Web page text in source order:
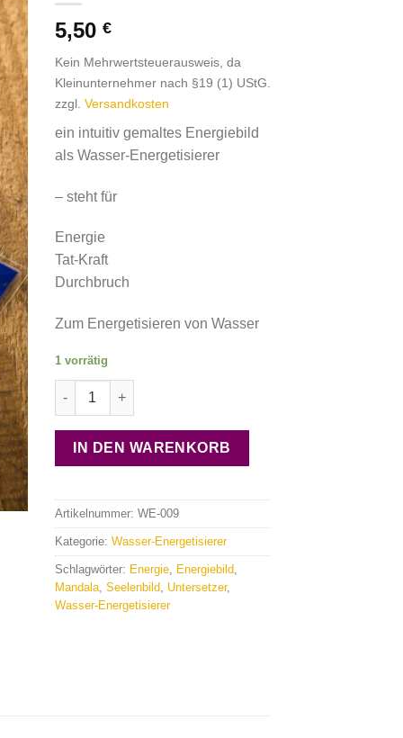
5,50 €
Kein Mehrwertsteuerausweis, da
Kleinunternehmer nach §19 (1) UStG.
zzgl. Versandkosten
ein intuitiv gemaltes Energiebild
als Wasser-Energetisierer
– steht für
Energie
Tat-Kraft
Durchbruch
Zum Energetisieren von Wasser
1 vorrätig
Wasser energetisieren: Untersetzer "Urknall" Menge
IN DEN WARENKORB
Artikelnummer: WE-009
Kategorie: Wasser-Energetisierer
Schlagwörter: Energie Energiebild
Mandala Seelenbild Untersetzer,
Wasser-Energetisierer